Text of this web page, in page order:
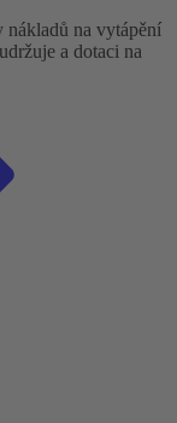
nákladů na vytápění
a dotaci na